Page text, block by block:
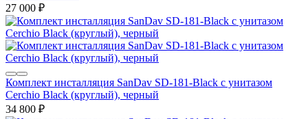
27 000 ₽
Комплект инсталляция SanDav SD-181-Black с унитазом
Cerchio Black (круглый), черный
34 800 ₽